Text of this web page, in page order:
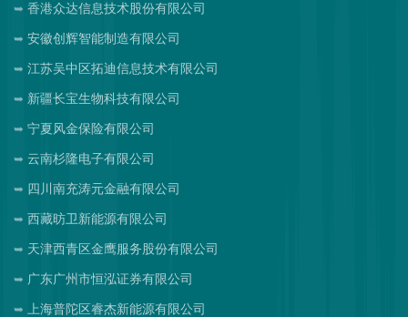
香港众达信息技术股份有限公司
安徽创辉智能制造有限公司
江苏吴中区拓迪信息技术有限公司
新疆长宝生物科技有限公司
宁夏风金保险有限公司
云南杉隆电子有限公司
四川南充涛元金融有限公司
西藏昉卫新能源有限公司
天津西青区金鹰服务股份有限公司
广东广州市恒泓证券有限公司
上海普陀区睿杰新能源有限公司